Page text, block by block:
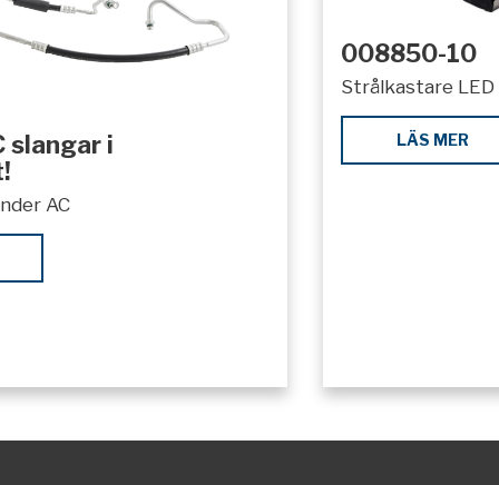
slangar i
AC
008850-10
Strålkastare LED
LÄS MER